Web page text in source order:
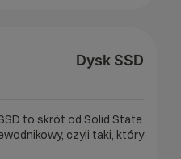
Dysk SSD
to skrót od Solid State
czyli taki, który